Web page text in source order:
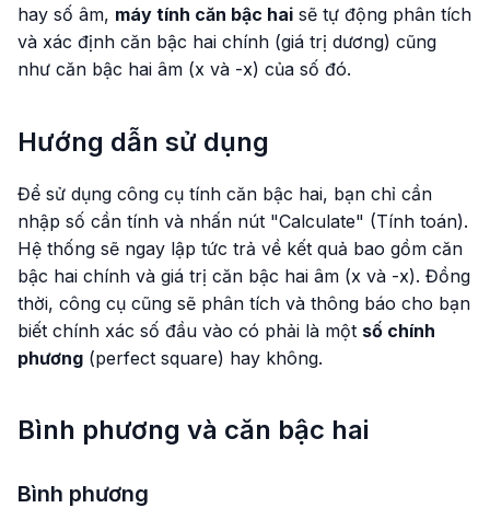
hay số âm, máy tính căn bậc hai sẽ tự động phân tích
và xác định căn bậc hai chính (giá trị dương) cũng
như căn bậc hai âm (x và -x) của số đó.
Hướng dẫn sử dụng
Để sử dụng công cụ tính căn bậc hai, bạn chỉ cần
nhập số cần tính và nhấn nút "Calculate" (Tính toán).
Hệ thống sẽ ngay lập tức trả về kết quả bao gồm căn
bậc hai chính và giá trị căn bậc hai âm (x và -x). Đồng
thời, công cụ cũng sẽ phân tích và thông báo cho bạn
biết chính xác số đầu vào có phải là một số chính
phương (perfect square) hay không.
Bình phương và căn bậc hai
Bình phương